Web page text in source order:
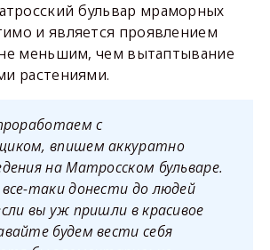
бульвар мраморных
и является проявлением
меньшим, чем вытаптывание
растениями.
с
впишем аккуратно
на Матросском бульваре.
таки донести до людей
вы уж пришли в красивое
будем вести себя